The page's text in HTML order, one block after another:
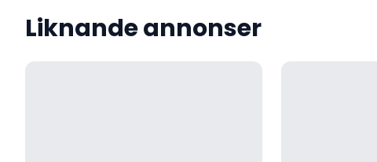
Liknande annonser